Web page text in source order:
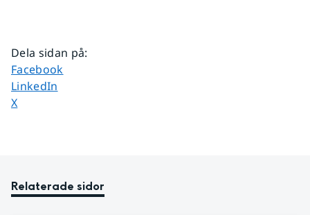
Dela sidan på:
Dela sidan på
Facebook
Dela sidan på
LinkedIn
Dela sidan på
X
Relaterade sidor